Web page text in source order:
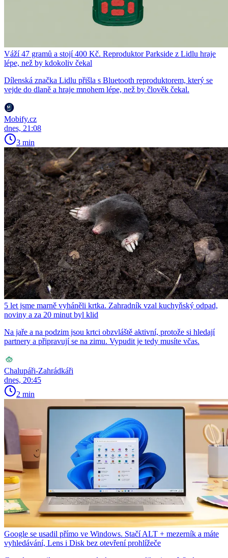
Váží 47 gramů a stojí 400 Kč. Reproduktor Parkside z Lidlu hraje
lépe, než by kdokoliv čekal
Dílenská značka Lidlu přišla s Bluetooth reproduktorem, který se
vejde do dlaně a hraje mnohem lépe, než by člověk čekal.
Mobify.cz
dnes, 21:08
3 min
5 let jsme marně vyháněli krtka. Zahradník vzal kuchyňský odpad,
noviny a za 20 minut byl klid
Na jaře a na podzim jsou krtci obzvláště aktivní, protože si hledají
partnery a připravují se na zimu. Vypudit je tedy musíte včas.
Chalupáři-Zahrádkáři
dnes, 20:45
2 min
Google se usadil přímo ve Windows. Stačí ALT + mezerník a máte
vyhledávání, Lens i Disk bez otevření prohlížeče